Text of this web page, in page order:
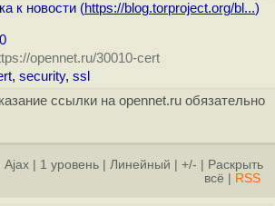
к новости (https://blog.torproject.org/bl...)
opennet.ru/30010-cert
, security, ssl
ссылки на opennet.ru обязательно
Ajax 1 уровень Линейный +/-
Раскрыть
всё
RSS